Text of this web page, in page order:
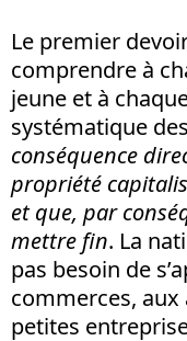
Le premier
comprendre à
jeune et à
systématique
conséquence
propriété
et que, par
mettre fin. La
pas besoin de
commerces,
petites